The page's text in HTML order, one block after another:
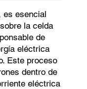
es esencial
la celda
de
eléctrica
Este proceso
dentro de
eléctrica